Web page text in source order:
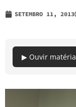
SETEMBRO 11, 2013
▶ Ouvir matéria